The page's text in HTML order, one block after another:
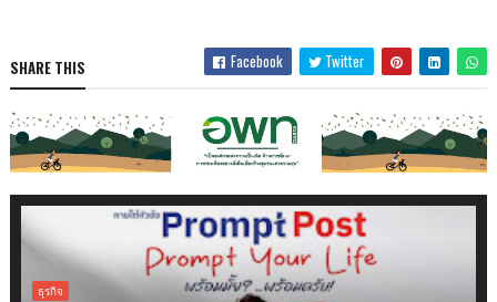
SHARE THIS Facebook Twitter
ธุรกิจ